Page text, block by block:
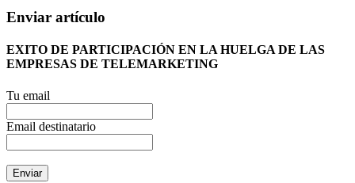
Enviar artículo
EXITO DE PARTICIPACIÓN EN LA HUELGA DE LAS
EMPRESAS DE TELEMARKETING
Tu email
Email destinatario
Enviar